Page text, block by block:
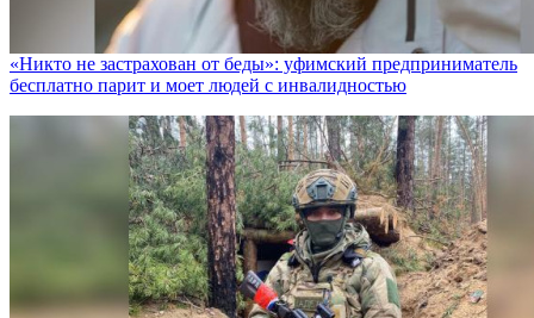
«Никто не заcтрахован от беды»: уфимский предприниматель
бесплатно парит и моет людей с инвалидностью